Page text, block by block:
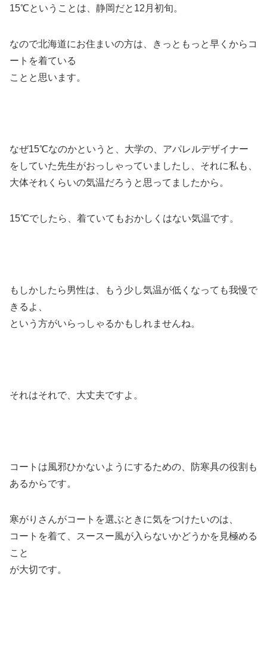
15℃ということは、静岡だと12月初旬。
なので北海道にお住まいの方は、きっともっと早くからコ
ートを着ている
ことと思います。
なぜ15℃なのかというと、大学の、アパレルデザイナー
をしていた先生がおっしゃっていましたし、それに私も、
大体それくらいの気温だろうと思ってましたから。
15℃でしたら、着ていてもおかしくはない気温です。
もしかしたら男性は、もう少し気温が低くなっても我慢で
きるよ、
という方がいらっしゃるかもしれませんね。
それはそれで、大丈夫ですよ。
コートは風邪ひかないようにするための、防寒具の役割も
あるからです。
寒がりさんがコートを選ぶときに気をつけたいのは、
コートを着て、スースー風が入らないかどうかを見極める
こと
が大切です。